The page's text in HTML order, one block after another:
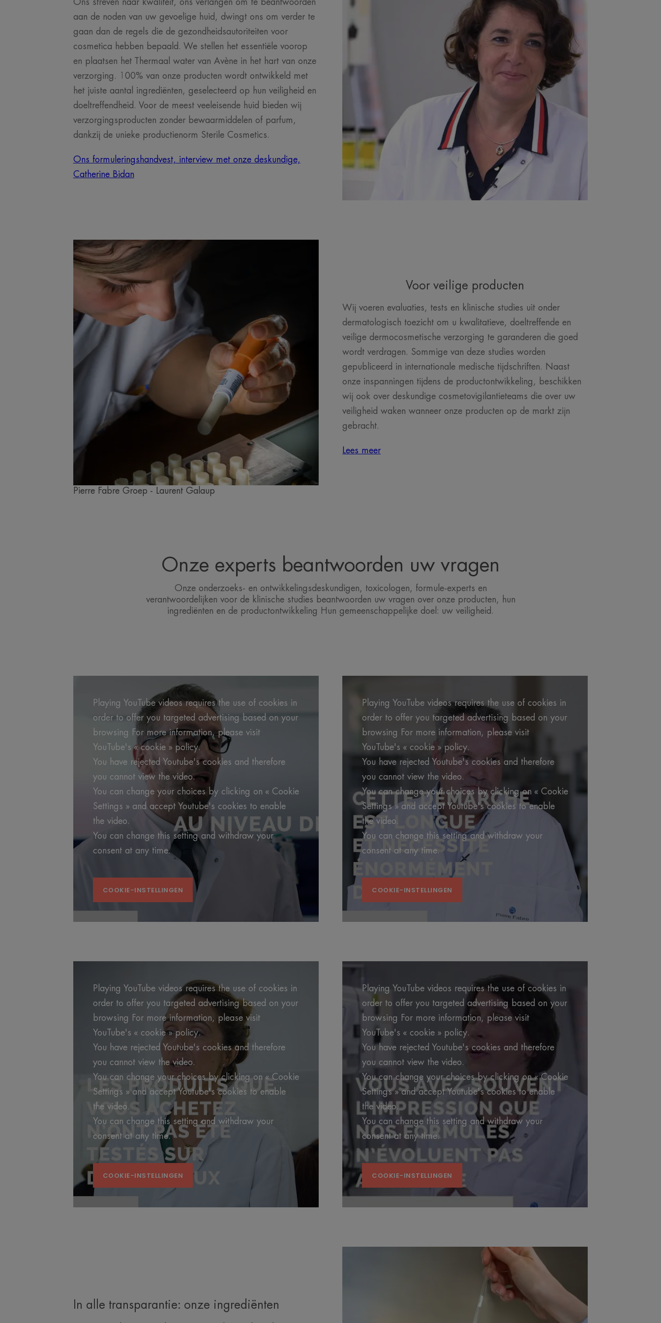
Ons streven naar kwaliteit, ons verlangen om te beantwoorden
aan de noden van uw gevoelige huid, dwingt ons om verder te
gaan dan de regels die de gezondheidsautoriteiten voor
cosmetica hebben bepaald. We stellen het essentiële voorop
en plaatsen het Thermaal water van Avène in het hart van onze
verzorging. 100% van onze producten wordt ontwikkeld met
het juiste aantal ingrediënten, geselecteerd op hun veiligheid en
doeltreffendheid. Voor de meest veeleisende huid bieden wij
verzorgingsproducten zonder bewaarmiddelen of parfum,
dankzij de unieke productienorm Sterile Cosmetics.
Ons formuleringshandvest, interview met onze deskundige,
Catherine Bidan
Pierre Fabre Groep - Laurent Galaup
Voor veilige producten
Wij voeren evaluaties, tests en klinische studies uit onder
dermatologisch toezicht om u kwalitatieve, doeltreffende en
veilige dermocosmetische verzorging te garanderen die goed
wordt verdragen. Sommige van deze studies worden
gepubliceerd in internationale medische tijdschriften. Naast
onze inspanningen tijdens de productontwikkeling, beschikken
wij ook over deskundige cosmetovigilantieteams die over uw
veiligheid waken wanneer onze producten op de markt zijn
gebracht.
Lees meer
Onze experts beantwoorden uw vragen
Onze onderzoeks- en ontwikkelingsdeskundigen, toxicologen, formule-experts en
verantwoordelijken voor de klinische studies beantwoorden uw vragen over onze producten, hun
ingrediënten en de productontwikkeling Hun gemeenschappelijke doel: uw veiligheid.
Playing YouTube videos requires the use of cookies in
order to offer you targeted advertising based on your
browsing For more information, please visit
YouTube's « cookie » policy.
You have rejected Youtube's cookies and therefore
you cannot view the video.
You can change your choices by clicking on « Cookie
Settings » and accept Youtube's cookies to enable
the video.
You can change this setting and withdraw your
consent at any time.
COOKIE-INSTELLINGEN
Playing YouTube videos requires the use of cookies in
order to offer you targeted advertising based on your
browsing For more information, please visit
YouTube's « cookie » policy.
You have rejected Youtube's cookies and therefore
you cannot view the video.
You can change your choices by clicking on « Cookie
Settings » and accept Youtube's cookies to enable
the video.
You can change this setting and withdraw your
consent at any time.
COOKIE-INSTELLINGEN
Playing YouTube videos requires the use of cookies in
order to offer you targeted advertising based on your
browsing For more information, please visit
YouTube's « cookie » policy.
You have rejected Youtube's cookies and therefore
you cannot view the video.
You can change your choices by clicking on « Cookie
Settings » and accept Youtube's cookies to enable
the video.
You can change this setting and withdraw your
consent at any time.
COOKIE-INSTELLINGEN
Playing YouTube videos requires the use of cookies in
order to offer you targeted advertising based on your
browsing For more information, please visit
YouTube's « cookie » policy.
You have rejected Youtube's cookies and therefore
you cannot view the video.
You can change your choices by clicking on « Cookie
Settings » and accept Youtube's cookies to enable
the video.
You can change this setting and withdraw your
consent at any time.
COOKIE-INSTELLINGEN
In alle transparantie: onze ingrediënten